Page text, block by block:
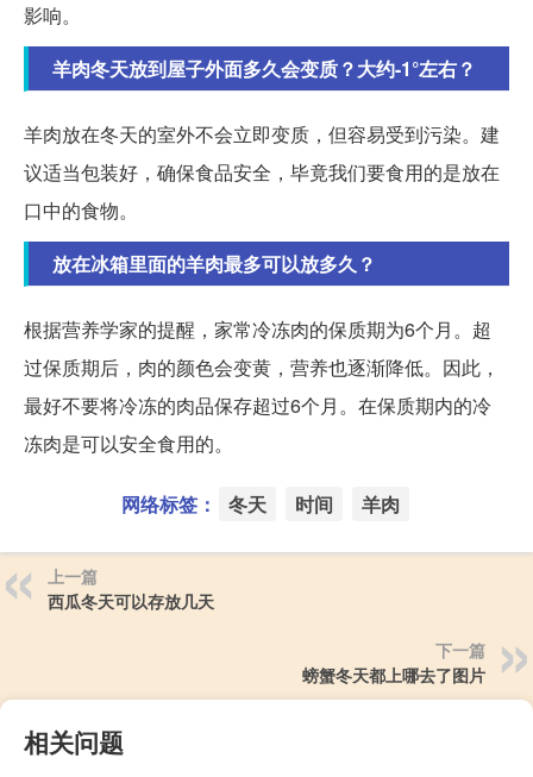
影响。
羊肉冬天放到屋子外面多久会变质？大约-1°左右？
羊肉放在冬天的室外不会立即变质，但容易受到污染。建
议适当包装好，确保食品安全，毕竟我们要食用的是放在
口中的食物。
放在冰箱里面的羊肉最多可以放多久？
根据营养学家的提醒，家常冷冻肉的保质期为6个月。超
过保质期后，肉的颜色会变黄，营养也逐渐降低。因此，
最好不要将冷冻的肉品保存超过6个月。在保质期内的冷
冻肉是可以安全食用的。
网络标签： 冬天 时间 羊肉
上一篇
西瓜冬天可以存放几天
下一篇
螃蟹冬天都上哪去了图片
相关问题